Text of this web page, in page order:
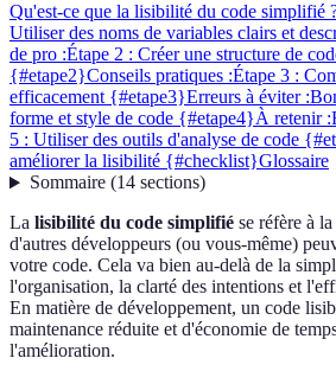
Qu'est-ce que la lisibilité du code
Utiliser des noms de variables clairs et
de pro :Étape 2 : Créer une structure de
{#etape2}Conseils pratiques :Étape 3 :
efficacement {#etape3}Erreurs à éviter :
forme et style de code {#etape4}À retenir :
5 : Utiliser des outils d'analyse de code
améliorer la lisibilité {#checklist}Glossaire
Sommaire(14 sections)
La lisibilité du code simplifié se réfère à
d'autres développeurs (ou vous-même)
votre code. Cela va bien au-delà de la
l'organisation, la clarté des intentions et
En matière de développement, un code
maintenance réduite et d'économie de
l'amélioration.